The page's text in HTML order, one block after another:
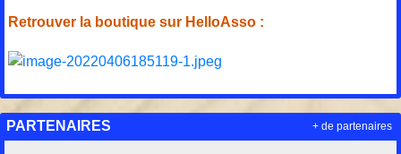
Retrouver la boutique sur HelloAsso :
PARTENAIRES + de partenaires